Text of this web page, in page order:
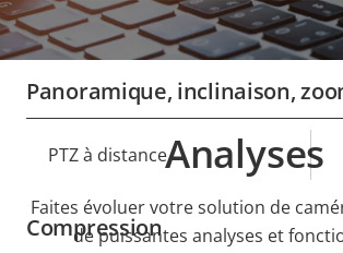
Champ de vision vertical
Panoramique, inclinaison,
Description
propriété
Valeur de
propriété
PTZ à distance
Compression
Analyses
Faites évoluer votre solution de
de puissantes analyses et